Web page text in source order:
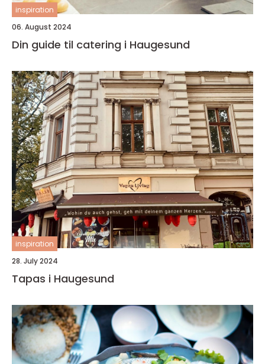
inspiration
06. August 2024
Din guide til catering i Haugesund
inspiration
28. July 2024
Tapas i Haugesund